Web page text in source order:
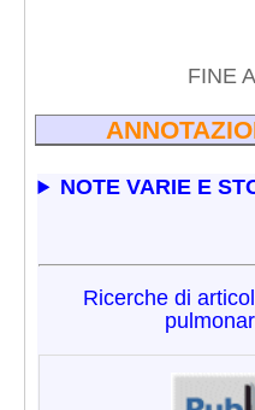
FINE
NOTE VARIE E
Ricerche di